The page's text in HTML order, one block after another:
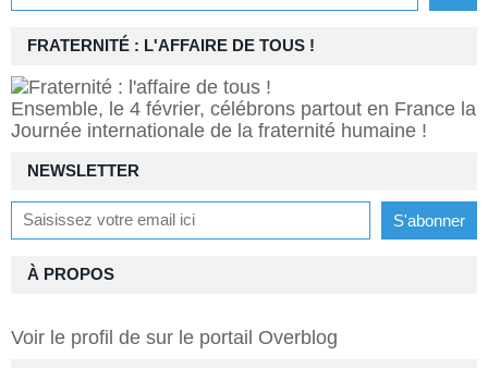
NEWSLETTER
FRATERNITÉ : L'AFFAIRE DE TOUS !
Ensemble, le 4 février, célébrons partout en France la
Journée internationale de la fraternité humaine !
À PROPOS
Voir le profil de sur le portail Overblog